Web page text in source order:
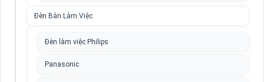
Đèn Bàn Làm Việc
Đèn làm việc Philips
Panasonic